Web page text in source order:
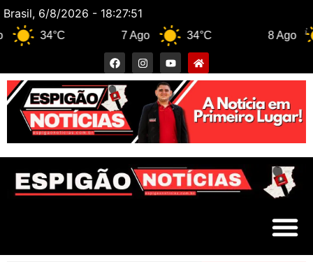
Brasil, 6/8/2026 - 18:27:51
34°C 7 Ago 34°C 8 Ago